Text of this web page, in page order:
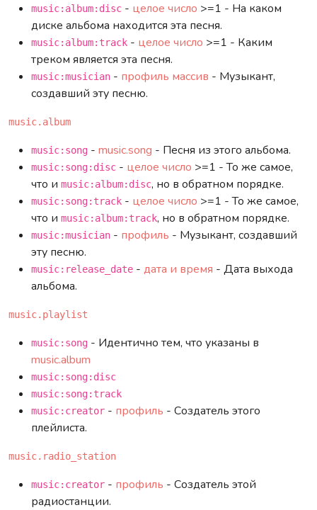
music:album:disc - целое число >=1 - На каком
диске альбома находится эта песня.
music:album:track - целое число >=1 - Каким
треком является эта песня.
music:musician - профиль массив - Музыкант,
создавший эту песню.
music.album
music:song - music.song - Песня из этого альбома.
music:song:disc - целое число >=1 - То же самое,
что и music:album:disc, но в обратном порядке.
music:song:track - целое число >=1 - То же самое,
что и music:album:track, но в обратном порядке.
music:musician - профиль - Музыкант, создавший
эту песню.
music:release_date - дата и время - Дата выхода
альбома.
music.playlist
music:song - Идентично тем, что указаны в
music.album
music:song:disc
music:song:track
music:creator - профиль - Создатель этого
плейлиста.
music.radio_station
music:creator - профиль - Создатель этой
радиостанции.